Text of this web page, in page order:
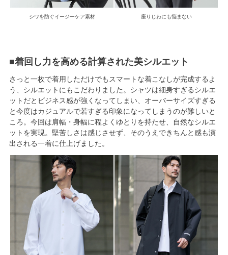
シワを防ぐイージーケア素材 座りじわにも悩まない
■着回し力を高める計算された美シルエット
さっと一枚で着用しただけでもスマートな着こなしが完成するよ
う、シルエットにもこだわりました。シャツは細身すぎるシルエ
ットだとビジネス感が強くなってしまい、オーバーサイズすぎる
と今度はカジュアルで若すぎる印象になってしまうのが難しいと
ころ。今回は肩幅・身幅に程よくゆとりを持たせ、自然なシルエ
ットを実現。堅苦しさは感じさせず、そのうえできちんと感も演
出される一着に仕上げました。